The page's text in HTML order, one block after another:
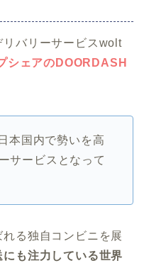
リバリーサービスwolt
シェアのDOORDASH
本国内で勢いを高
サービスとなって
る独自コンビニを展
も注力している世界